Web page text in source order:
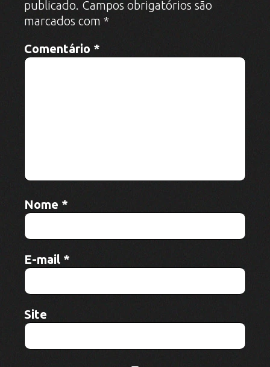
publicado. Campos obrigatórios são
marcados com *
Comentário *
Nome *
E-mail *
Site